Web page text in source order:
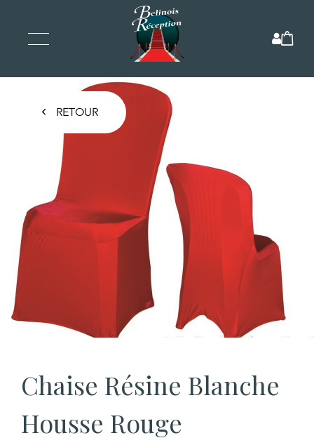
Chaise Résine Blanche
Housse Rouge
RETOUR